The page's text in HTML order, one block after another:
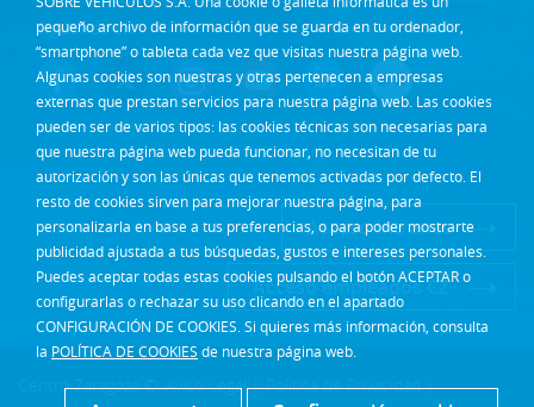
pequeño archivo de información que se guarda en tu ordenador,
“smartphone” o tableta cada vez que visitas nuestra página web.
Algunas cookies son nuestras y otras pertenecen a empresas
externas que prestan servicios para nuestra página web. Las cookies
pueden ser de varios tipos: las cookies técnicas son necesarias para
que nuestra página web pueda funcionar, no necesitan de tu
autorización y son las únicas que tenemos activadas por defecto. El
resto de cookies sirven para mejorar nuestra página, para
personalizarla en base a tus preferencias, o para poder mostrarte
publicidad ajustada a tus búsquedas, gustos e intereses personales.
Puedes aceptar todas estas cookies pulsando el botón ACEPTAR o
configurarlas o rechazar su uso clicando en el apartado
CONFIGURACIÓN DE COOKIES. Si quieres más información, consulta
la POLÍTICA DE COOKIES de nuestra página web.
Síguenos en:
Acceso Intranet
Acceso empleados CZ
Centro Zaragoza © Aviso Legal |Política de Privacidad|